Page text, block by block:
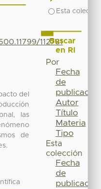
112781
del
las
de
Esta
Buscar
en RI
Por
Fecha
de
publicación
Autor
Título
Materia
Tipo
Esta
colección
Fecha
de
publicación